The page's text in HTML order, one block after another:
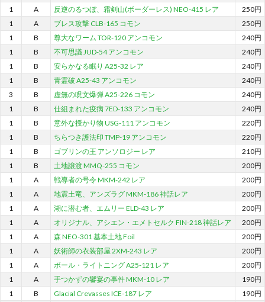
1
A 反逆のるつぼ、霜剣山(ボーダーレス) NEO-415 レア
250円
1
A ブレス攻撃 CLB-165 コモン
250円
1
B 尊大なワーム TOR-120 アンコモン
240円
1
B 不可思議 JUD-54 アンコモン
240円
1
B 安らかなる眠り A25-32 レア
240円
1
B 青霊破 A25-43 アンコモン
240円
3
B 虚無の呪文爆弾 A25-226 コモン
240円
1
B 仕組まれた疫病 7ED-133 アンコモン
240円
1
B 意外な授かり物 USG-111 アンコモン
220円
1
B ちらつき護法印 TMP-19 アンコモン
220円
1
B ゴブリンの王 アンソロジー レア
210円
1
B 土地譲渡 MMQ-255 コモン
200円
1
A 戦導者の号令 MKM-242 レア
200円
1
A 地震土竜、アンズラグ MKM-186 神話レア
200円
1
A 湖に潜む者、エムリー ELD-43 レア
200円
1
A オリジナル、アシエン・エメトセルク FIN-218 神話レア
200円
1
A 森 NEO-301 基本土地 Foil
200円
1
A 妖術師の衣装部屋 2XM-243 レア
200円
1
A ボール・ライトニング A25-121 レア
200円
1
A 手つかずの饗宴の事件 MKM-10 レア
190円
1
B Glacial Crevasses ICE-187 レア
190円